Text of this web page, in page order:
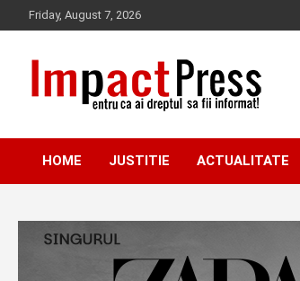
to
Friday, August 7, 2026
IMPACTPRESS
HOME JUSTITIE ACTUALITATE